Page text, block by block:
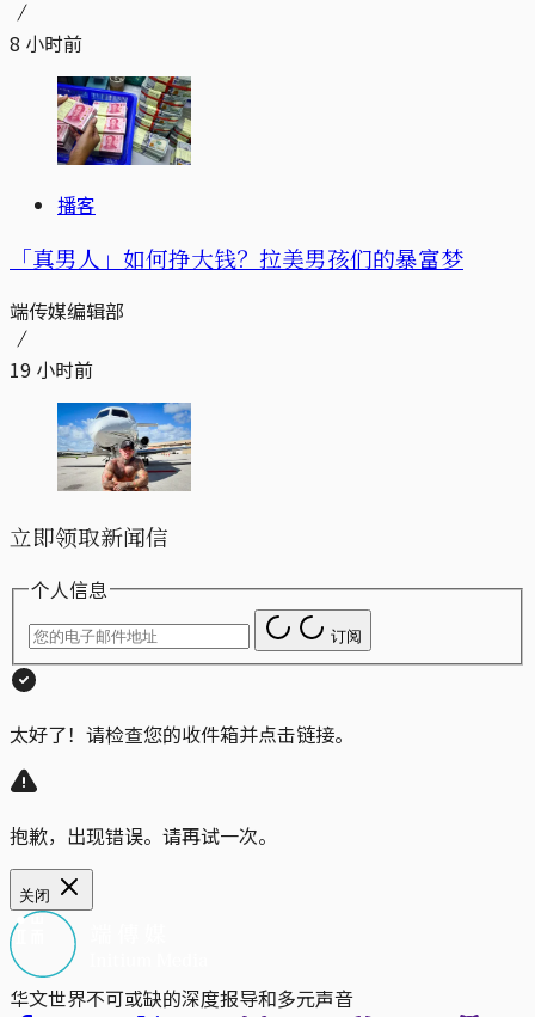
8 小时前
播客
「真男人」如何挣大钱？拉美男孩们的暴富梦
端传媒编辑部
19 小时前
立即领取新闻信
个人信息
订阅
太好了！请检查您的收件箱并点击链接。
抱歉，出现错误。请再试一次。
关闭
华文世界不可或缺的深度报导和多元声音